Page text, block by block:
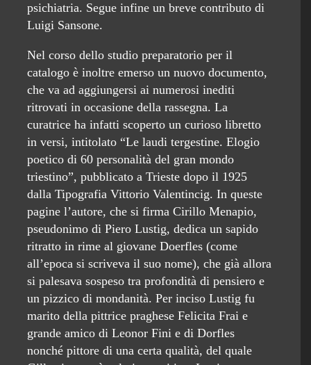
psichiatria. Segue infine un breve contributo di
Luigi Sansone.
Nel corso dello studio preparatorio per il
catalogo è inoltre emerso un nuovo documento,
che va ad aggiungersi ai numerosi inediti
ritrovati in occasione della rassegna. La
curatrice ha infatti scoperto un curioso libretto
in versi, intitolato “Le laudi tergestine. Elogio
poetico di 60 personalità del gran mondo
triestino”, pubblicato a Trieste dopo il 1925
dalla Tipografia Vittorio Valentincig. In queste
pagine l’autore, che si firma Cirillo Menapio,
pseudonimo di Piero Lustig, dedica un sapido
ritratto in rime al giovane Doerfles (come
all’epoca si scriveva il suo nome), che già allora
si palesava sospeso tra profondità di pensiero e
un pizzico di mondanità. Per inciso Lustig fu
marito della pittrice praghese Felicita Frai e
grande amico di Leonor Fini e di Dorfles
nonché pittore di una certa qualità, del quale